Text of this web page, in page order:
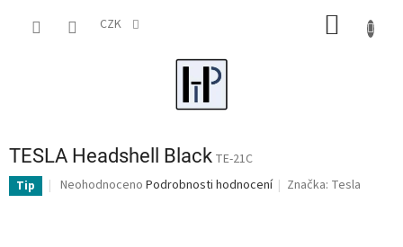
CZK
TESLA Headshell Black TE-21C
Tip
Průměrné
Neohodnoceno Podrobnosti hodnocení Značka: Tesla